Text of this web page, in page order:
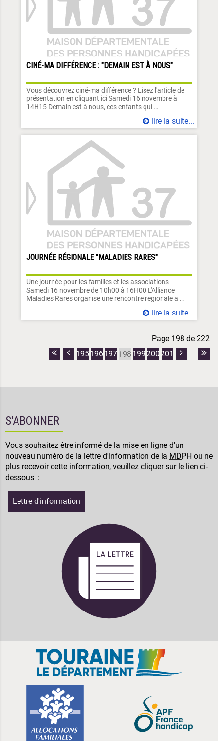
CINÉ-MA DIFFÉRENCE : "DEMAIN EST À NOUS"
Vous découvrez ciné-ma différence ? Lisez l'article de
présentation en cliquant ici Samedi 16 novembre à
14H15 Demain est à nous, ces enfants qui …
lire la suite...
JOURNÉE RÉGIONALE "MALADIES RARES"
Une journée pour les familles et les associations
Samedi 16 novembre de 10h00 à 16H00 L'Alliance
Maladies Rares organise une rencontre régionale à …
lire la suite...
Page 198 de 222
Première
Page
195 196 197 198 199 200 201
Page
S'ABONNER
Vous souhaitez être informé de la mise en ligne d'un
nouveau numéro de la lettre d'information de la MDPH ou ne
plus recevoir cette information, veuillez cliquer sur le lien ci-
dessous :
Lettre d'information